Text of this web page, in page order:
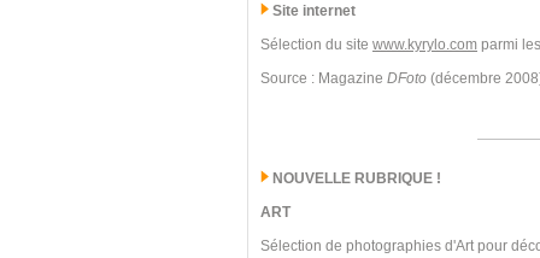
Site internet
Sélection du site www.kyrylo.com parmi
Source : Magazine DFoto (décembre
NOUVELLE RUBRIQUE !
ART
Sélection de photographies d'Art pour